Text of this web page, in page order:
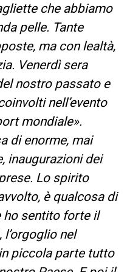
che abbiamo
pelle. Tante
ma con lealtà,
Venerdì sera
nostro passato e
nell’evento
mondiale».
di enorme, mai
inaugurazioni dei
Lo spirito
è qualcosa di
ho sentito forte il
nel
piccola parte tutto